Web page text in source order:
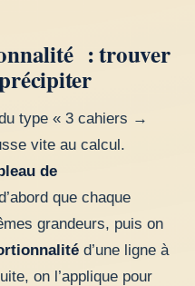
: trouver
type « 3 cahiers →
vite au calcul.
de
que chaque
grandeurs, puis on
d’une ligne à
on l’applique pour